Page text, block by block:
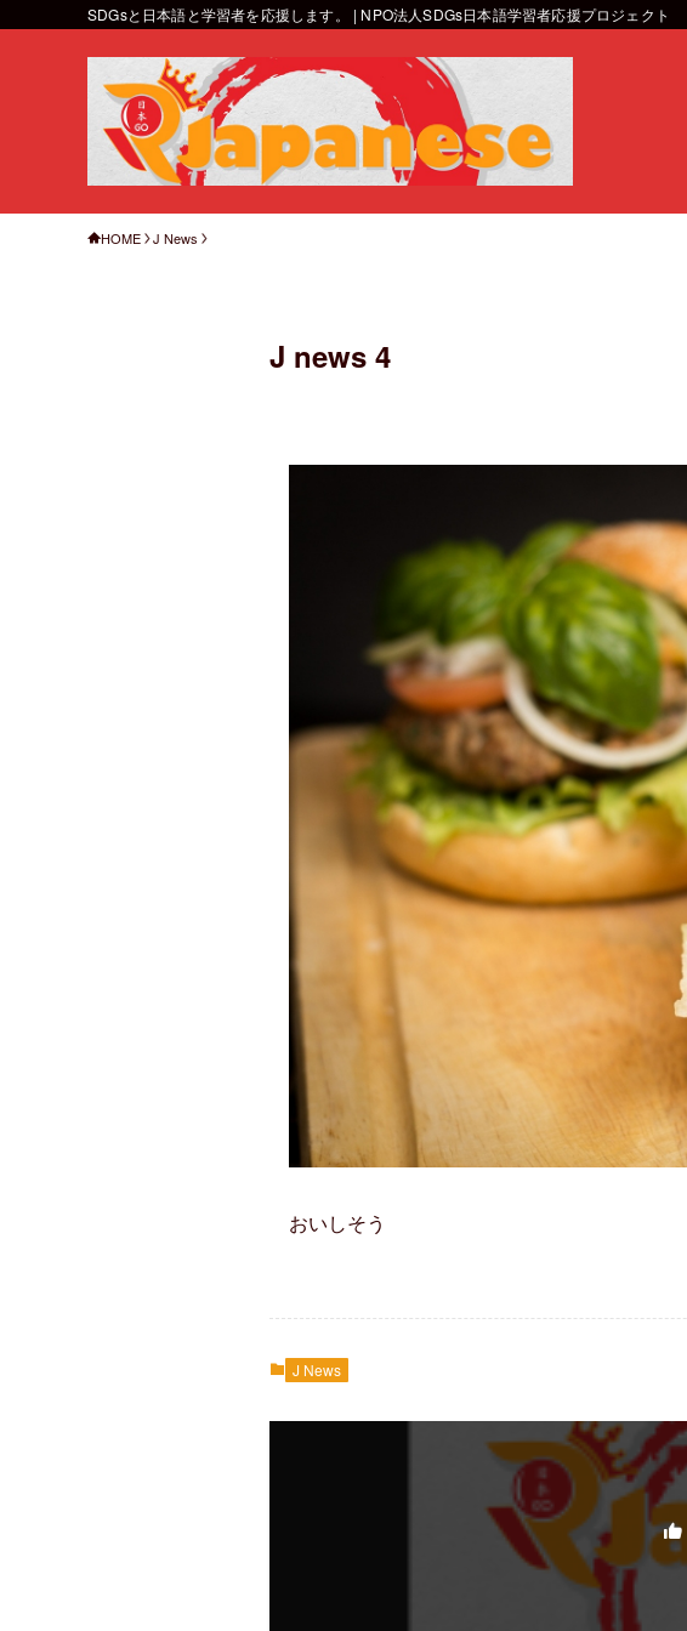
SDGsと日本語と学習者を応援します。 | NPO法人SDGs日本語学習者応援プロジェクト
HOME J News
J news 4
おいしそう
J News